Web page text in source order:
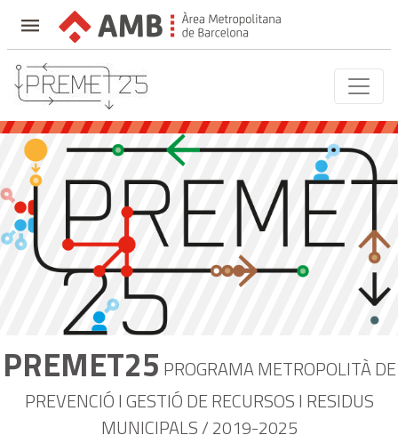
Mostrar
menú
PREMET25 PROGRAMA METROPOLITÀ DE
PREVENCIÓ I GESTIÓ DE RECURSOS I RESIDUS
MUNICIPALS / 2019-2025